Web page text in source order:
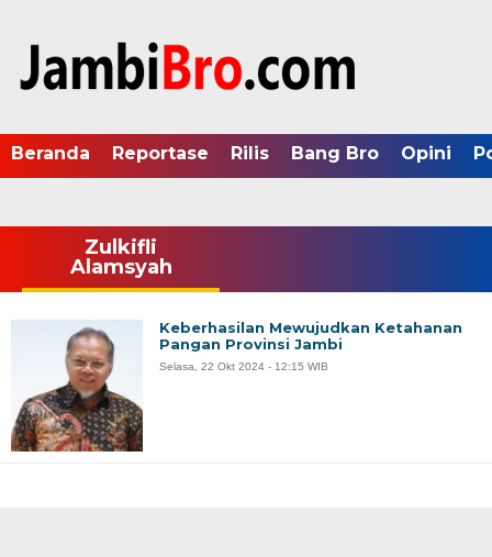
Beranda Reportase Rilis Bang Bro Opini
Zulkifli
Alamsyah
Keberhasilan Mewujudkan Ketahanan
Pangan Provinsi Jambi
Selasa, 22 Okt 2024 - 12:15 WIB